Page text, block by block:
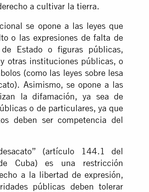
a cultivar la tierra.
se opone a las leyes que
o las expresiones de falta de
Estado o figuras públicas,
otras instituciones públicas, o
(como las leyes sobre lesa
Asimismo, se opone a las
la difamación, ya sea de
o de particulares, ya que
deben ser competencia del
(artículo 144.1 del
Cuba) es una restricción
a la libertad de expresión,
públicas deben tolerar